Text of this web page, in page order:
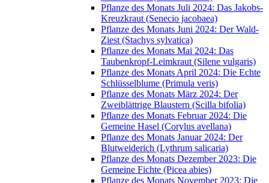
Pflanze des Monats Juli 2024: Das Jakobs-
Kreuzkraut (Senecio jacobaea)
Pflanze des Monats Juni 2024: Der Wald-
Ziest (Stachys sylvatica)
Pflanze des Monats Mai 2024: Das
Taubenkropf-Leimkraut (Silene vulgaris)
Pflanze des Monats April 2024: Die Echte
Schlüsselblume (Primula veris)
Pflanze des Monats März 2024: Der
Zweiblättrige Blaustern (Scilla bifolia)
Pflanze des Monats Februar 2024: Die
Gemeine Hasel (Corylus avellana)
Pflanze des Monats Januar 2024: Der
Blutweiderich (Lythrum salicaria)
Pflanze des Monats Dezember 2023: Die
Gemeine Fichte (Picea abies)
Pflanze des Monats November 2023: Die